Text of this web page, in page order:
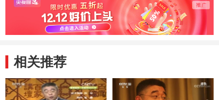
相关推荐